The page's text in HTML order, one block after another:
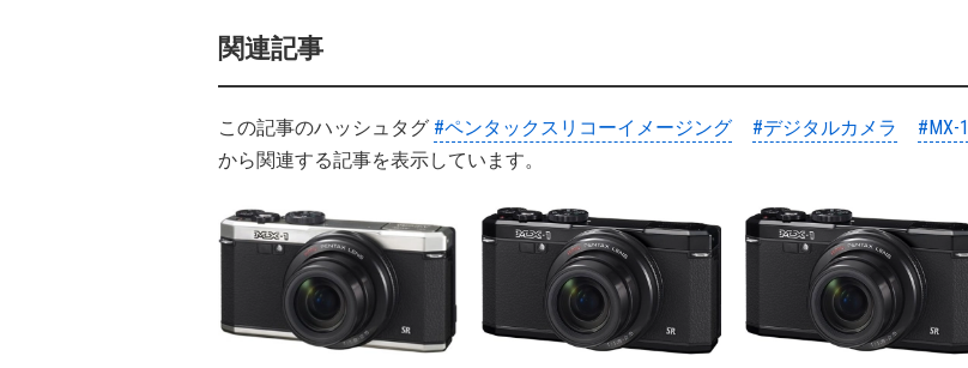
関連記事
この記事のハッシュタグ #ペンタックスリコーイメージング #デジタルカメラ
#MX-1
から関連する記事を表示しています。